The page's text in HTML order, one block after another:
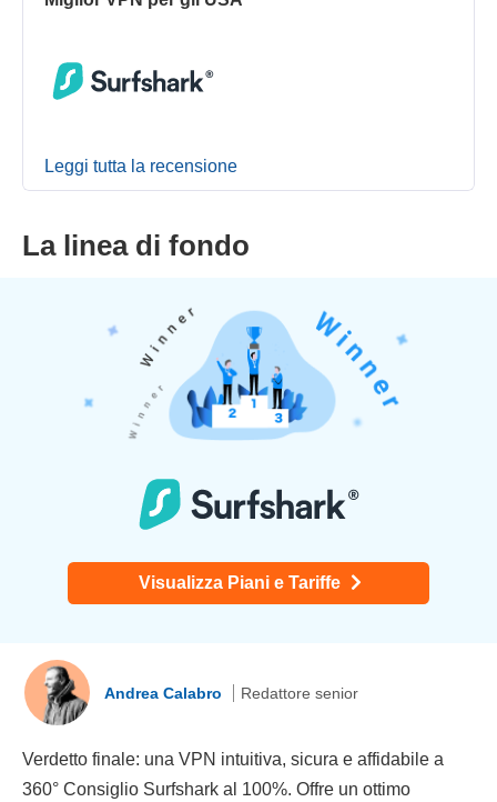
Leggi tutta la recensione
La linea di fondo
Visualizza Piani e Tariffe
Andrea Calabro Redattore senior
Verdetto finale: una VPN intuitiva, sicura e affidabile a
360° Consiglio Surfshark al 100%. Offre un ottimo